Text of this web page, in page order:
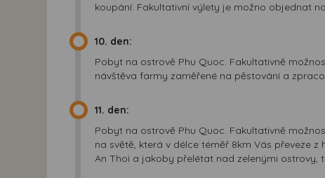
koupání. Fakultativní výlety je možno objednat
10. den:
Pobyt na ostrově Phu Quoc. Fakultativně
návštěva farmy zaměřené na pěstování a
11. den:
Pobyt na ostrově Phu Quoc. Fakultativně
na světě, která v délce téměř 8km Vás převeze
An Thoi a jakoby přelétat nad zelenými